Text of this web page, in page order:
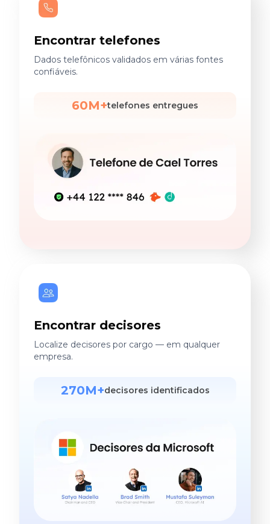
Encontrar telefones
Dados telefônicos validados em várias fontes
confiáveis.
60M+telefones entregues
Encontrar decisores
Localize decisores por cargo — em qualquer
empresa.
270M+decisores identificados